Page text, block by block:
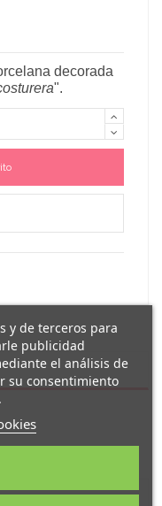
decorada
".
y de terceros para
publicidad
el análisis de
su consentimiento